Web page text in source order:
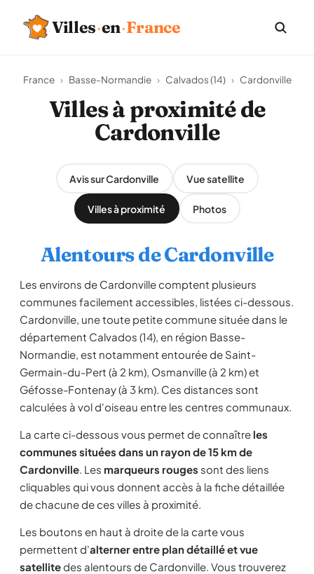
Villes·en·France
France › Basse-Normandie › Calvados (14) › Cardonville
Villes à proximité de
Cardonville
Avis sur Cardonville Vue satellite
Villes à proximité Photos
Alentours de Cardonville
Les environs de Cardonville comptent plusieurs
communes facilement accessibles, listées ci-dessous.
Cardonville, une toute petite commune située dans le
département Calvados (14), en région Basse-
Normandie, est notamment entourée de Saint-
Germain-du-Pert (à 2 km), Osmanville (à 2 km) et
Géfosse-Fontenay (à 3 km). Ces distances sont
calculées à vol d'oiseau entre les centres communaux.
La carte ci-dessous vous permet de connaître les
communes situées dans un rayon de 15 km de
Cardonville. Les marqueurs rouges sont des liens
cliquables qui vous donnent accès à la fiche détaillée
de chacune de ces villes à proximité.
Les boutons en haut à droite de la carte vous
permettent d'alterner entre plan détaillé et vue
satellitedes alentours de Cardonville. Vous trouverez